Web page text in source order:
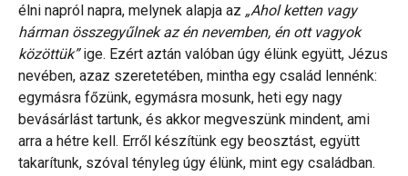
élni napról napra, melynek alapja az „Ahol ketten vagy
hárman összegyűlnek az én nevemben, én ott vagyok
közöttük”ige. Ezért aztán valóban úgy élünk együtt, Jézus
nevében, azaz szeretetében, mintha egy család lennénk:
egymásra főzünk, egymásra mosunk, heti egy nagy
bevásárlást tartunk, és akkor megveszünk mindent, ami
arra a hétre kell. Erről készítünk egy beosztást, együtt
takarítunk, szóval tényleg úgy élünk, mint egy családban.